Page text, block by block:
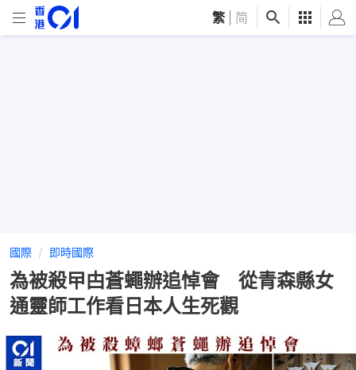
繁 简
國際 即時國際
為被殺曱甴蒼蠅辦追悼會 從青森縣女
通靈師工作看日本人生死觀